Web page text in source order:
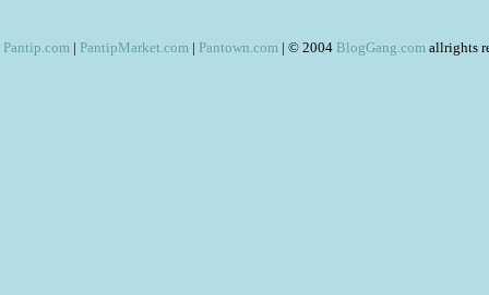
Pantip.com | PantipMarket.com | Pantown.com | © 2004 BlogGang.com allrights